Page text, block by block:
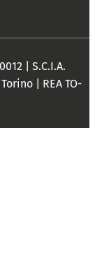
| S.C.I.A.
| REA TO-